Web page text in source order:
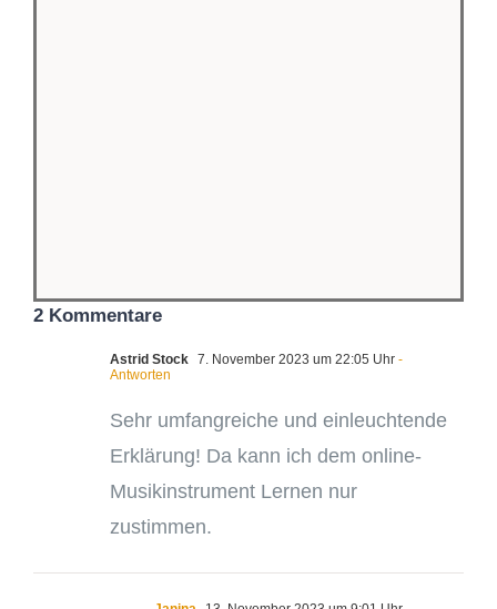
2 Kommentare
Astrid Stock 7. November 2023 um 22:05 Uhr -
Antworten
Sehr umfangreiche und einleuchtende
Erklärung! Da kann ich dem online-
Musikinstrument Lernen nur
zustimmen.